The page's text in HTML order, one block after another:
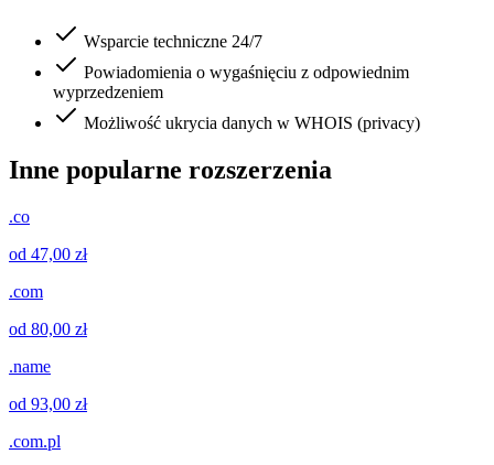
Wsparcie techniczne 24/7
Powiadomienia o wygaśnięciu z odpowiednim
wyprzedzeniem
Możliwość ukrycia danych w WHOIS (privacy)
Inne popularne rozszerzenia
.co
od 47,00 zł
.com
od 80,00 zł
.name
od 93,00 zł
.com.pl